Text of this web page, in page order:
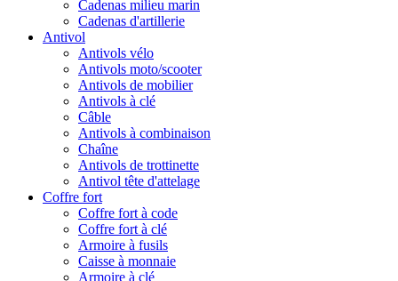
Cadenas milieu marin
Cadenas d'artillerie
Antivol
Antivols vélo
Antivols moto/scooter
Antivols de mobilier
Antivols à clé
Câble
Antivols à combinaison
Chaîne
Antivols de trottinette
Antivol tête d'attelage
Coffre fort
Coffre fort à code
Coffre fort à clé
Armoire à fusils
Caisse à monnaie
Armoire à clé